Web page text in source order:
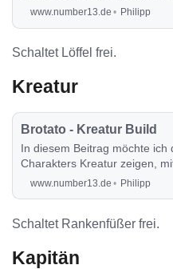
auch sehr angenehm
www.number13.de Philipp
Schaltet Löffel frei.
Kreatur
Brotato - Kreatur Build
In diesem Beitrag möchte ich
Charakters Kreatur zeigen,
Runde auch sehr angenehm
www.number13.de Philipp
Schaltet Rankenfüßer frei.
Kapitän